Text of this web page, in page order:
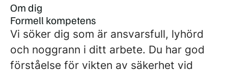
Om dig
Formell kompetens
Vi söker dig som är ansvarsfull, lyhörd
och noggrann i ditt arbete. Du har god
förståelse för vikten av säkerhet vid